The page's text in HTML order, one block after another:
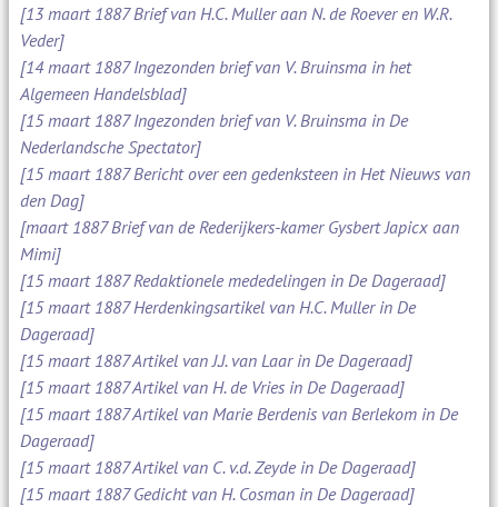
[13 maart 1887 Brief van H.C. Muller aan N. de Roever en W.R.
Veder]
[14 maart 1887 Ingezonden brief van V. Bruinsma in het
Algemeen Handelsblad]
[15 maart 1887 Ingezonden brief van V. Bruinsma in De
Nederlandsche Spectator]
[15 maart 1887 Bericht over een gedenksteen in Het Nieuws van
den Dag]
[maart 1887 Brief van de Rederijkers-kamer Gysbert Japicx aan
Mimi]
[15 maart 1887 Redaktionele mededelingen in De Dageraad]
[15 maart 1887 Herdenkingsartikel van H.C. Muller in De
Dageraad]
[15 maart 1887 Artikel van J.J. van Laar in De Dageraad]
[15 maart 1887 Artikel van H. de Vries in De Dageraad]
[15 maart 1887 Artikel van Marie Berdenis van Berlekom in De
Dageraad]
[15 maart 1887 Artikel van C. v.d. Zeyde in De Dageraad]
[15 maart 1887 Gedicht van H. Cosman in De Dageraad]